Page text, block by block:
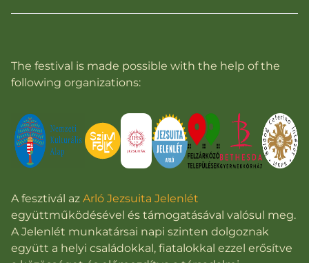
The festival is made possible with the help of the
following organizations:
A fesztivál az Arló Jezsuita Jelenlét
együttműködésével és támogatásával valósul meg.
A Jelenlét munkatársai napi szinten dolgoznak
együtt a helyi családokkal, fiatalokkal ezzel erősítve